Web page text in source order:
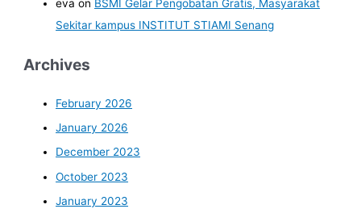
eva on BSMI Gelar Pengobatan Gratis, Masyarakat
Sekitar kampus INSTITUT STIAMI Senang
Archives
February 2026
January 2026
December 2023
October 2023
January 2023